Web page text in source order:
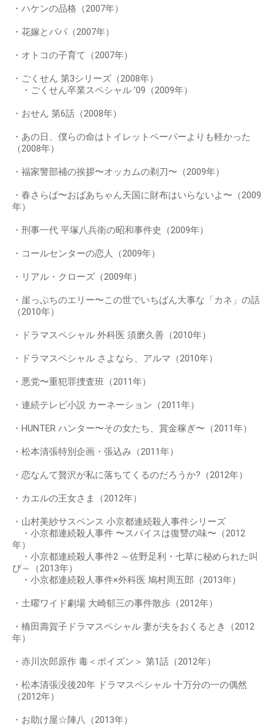
・ハケンの品格（2007年）
・花嫁とパパ（2007年）
・オトコの子育て（2007年）
・ごくせん 第3シリーズ（2008年）
・ごくせん卒業スペシャル ’09（2009年）
・おせん 第6話（2008年）
・あの日、僕らの命はトイレットペーパーよりも軽かった
（2008年）
・福家警部補の挨拶〜オッカムの剃刀〜（2009年）
・春さらば〜おばあちゃん天国に財布はいらないよ〜（2009
年）
・刑事一代 平塚八兵衛の昭和事件史（2009年）
・コールセンターの恋人（2009年）
・リアル・クローズ（2009年）
・崖っぷちのエリー〜この世でいちばん大事な「カネ」の話
（2010年）
・ドラマスペシャル 外科医 須磨久善（2010年）
・ドラマスペシャル さよなら、アルマ（2010年）
・悪党〜重犯罪捜査班（2011年）
・連続テレビ小説 カーネーション（2011年）
・HUNTER ハンター〜その女たち、賞金稼ぎ〜（2011年）
・松本清張特別企画・張込み（2011年）
・恋なんて贅沢が私に落ちてくるのだろうか?（2012年）
・カエルの王女さま（2012年）
・山村美紗サスペンス 小京都連続殺人事件シリーズ
・小京都連続殺人事件 〜スパイスは復讐の味〜（2012
年）
・小京都連続殺人事件2 ～佐野足利・七草に秘められた叫
び～（2013年）
・小京都連続殺人事件×外科医 鳩村周五郎（2013年）
・土曜ワイド劇場 大崎郁三の事件散歩（2012年）
・橋田壽賀子ドラマスペシャル 妻が夫をおくるとき（2012
年）
・赤川次郎原作 毒＜ポイズン＞ 第1話（2012年）
・松本清張没後20年 ドラマスペシャル 十万分の一の偶然
（2012年）
・お助け屋☆陣八（2013年）